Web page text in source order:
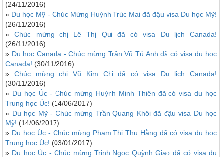
(24/11/2016)
» Du học Mỹ - Chúc Mừng Huỳnh Trúc Mai đã đậu visa Du học Mỹ!
(26/11/2016)
»Chúc mừng chị Lê Thị Qui đã có visa Du lịch Canada!
(26/11/2016)
» Du học Canada - Chúc mừng Trần Vũ Tú Anh đã có visa du học
Canada! (30/11/2016)
» Chúc mừng chị Vũ Kim Chi đã có visa Du lịch Canada!
(30/11/2016)
» Du học Úc - Chúc mừng Huỳnh Minh Thiên đã có visa du học
Trung học Úc! (14/06/2017)
» Du học Mỹ - Chúc mừng Trần Quang Khôi đã đậu visa Du học
Mỹ! (14/06/2017)
» ​Du học Úc - Chúc mừng Phạm Thị Thu Hằng đã có visa du học
Trung học Úc! (03/01/2017)
» Du học Úc - Chúc mừng Trịnh Ngọc Quỳnh Giao đã có visa du